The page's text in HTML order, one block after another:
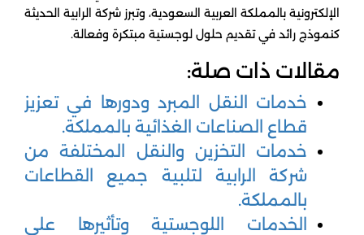
الإلكترونية بالمملكة العربية السعودية، وتبرز شركة الرابية الحديثة
كنموذج رائد في تقديم حلول لوجستية مبتكرة وفعالة.
مقالات ذات صلة:
خدمات النقل المبرد ودورها في تعزيز
قطاع الصناعات الغذائية بالمملكة.
خدمات التخزين والنقل المختلفة من
شركة الرابية لتلبية جميع القطاعات
بالمملكة.
الخدمات اللوجستية وتأثيرها على